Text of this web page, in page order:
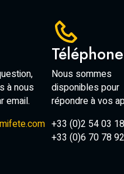
à nous
email.
Téléphone
Nous sommes
disponibles pour
répondre à vos
+33 (0)2 54 03
+33 (0)6 70 78